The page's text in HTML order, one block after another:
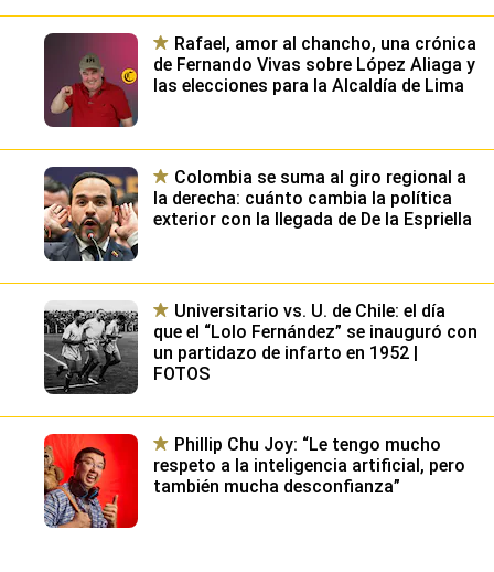
Rafael, amor al chancho, una crónica
de Fernando Vivas sobre López Aliaga y
las elecciones para la Alcaldía de Lima
Colombia se suma al giro regional a
la derecha: cuánto cambia la política
exterior con la llegada de De la Espriella
Universitario vs. U. de Chile: el día
que el “Lolo Fernández” se inauguró con
un partidazo de infarto en 1952 |
FOTOS
Phillip Chu Joy: “Le tengo mucho
respeto a la inteligencia artificial, pero
también mucha desconfianza”